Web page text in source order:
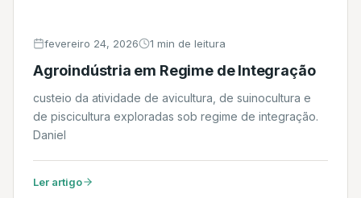
fevereiro 24, 2026 1 min de leitura
Agroindústria em Regime de Integração
custeio da atividade de avicultura, de suinocultura e
de piscicultura exploradas sob regime de integração.
Daniel
Ler artigo